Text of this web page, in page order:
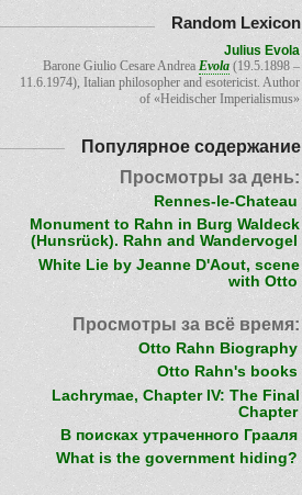
Random Lexicon
Julius Evola
Barone Giulio Cesare AndreaEvola (19.5.1898 –
11.6.1974), Italian philosopher and esotericist. Author
of «Heidischer Imperialismus»
Популярное содержание
Просмотры за день:
Rennes-le-Chateau
Monument to Rahn in Burg Waldeck
(Hunsrück). Rahn and Wandervogel
White Lie by Jeanne D'Aout, scene
with Otto
Просмотры за всё время:
Otto Rahn Biography
Otto Rahn's books
Lachrymae, Chapter IV: The Final
Chapter
В поисках утраченного Грааля
What is the government hiding?